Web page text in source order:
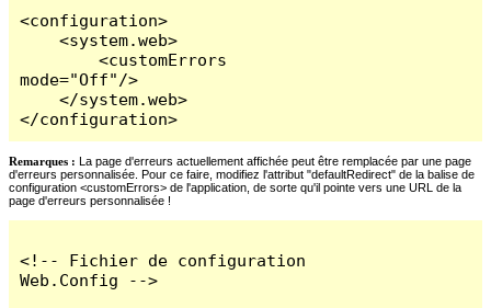
<configuration>
    <system.web>
        <customErrors
mode="Off"/>
    </system.web>
</configuration>
Remarques : La page d'erreurs actuellement affichée peut être remplacée par une page
d'erreurs personnalisée. Pour ce faire, modifiez l'attribut "defaultRedirect" de la balise de
configuration <customErrors> de l'application, de sorte qu'il pointe vers une URL de la
page d'erreurs personnalisée !
<!-- Fichier de configuration
Web.Config -->